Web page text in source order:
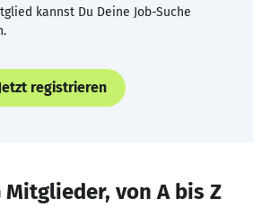
kannst Du Deine Job-Suche
registrieren
Mitglieder, von A bis Z